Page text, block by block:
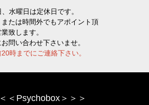
水曜日は定休日です。
たは時間外でもアポイント頂
致します。
問い合わせ下さいませ。
時までにご連絡下さい。
＜Psychobox＞＞＞